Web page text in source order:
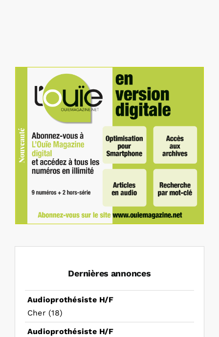
Dernières annonces
Audioprothésiste H/F
Cher (18)
Audioprothésiste H/F